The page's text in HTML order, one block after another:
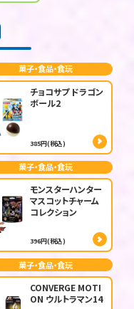
菓子・食品・食玩
チョコサプ ドラゴン
ボール2
385円(税込)
菓子・食品・食玩
モンスターハンター
マスコットチャーム
コレクション
396円(税込)
菓子・食品・食玩
CONVERGE MOTI
ON ウルトラマン14